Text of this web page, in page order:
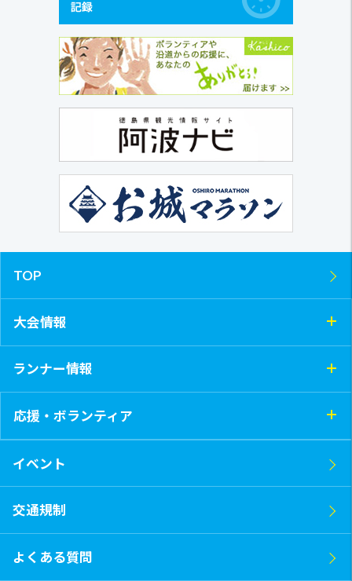
TOP
大会情報
ランナー情報
応援・ボランティア
イベント
交通規制
よくある質問